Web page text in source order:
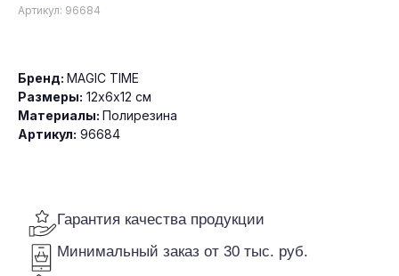
Артикул: 96684
Бренд: MAGIC TIME
Размеры: 12х6х12 см
Материалы: Полирезина
Артикул: 96684
Гарантия качества продукции